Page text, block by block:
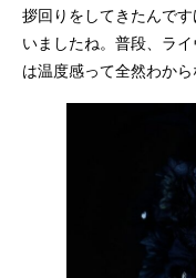
拶回りをしてきたんで
いましたね。普段、ラ
は温度感って全然わから